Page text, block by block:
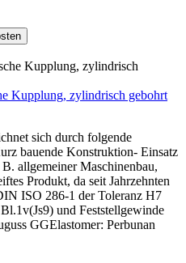
Kupplung, zylindrisch gebohrt
sich durch folgende
bauende Konstruktion- Einsatz
allgemeiner Maschinenbau,
Produkt, da seit Jahrzehnten
ISO 286-1 der Toleranz H7
und Feststellgewinde
GGElastomer: Perbunan